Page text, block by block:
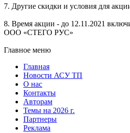
7. Другие скидки и условия для
8. Время акции - до 12.11.2021
ООО «СТЕГО РУС»
Главное меню
Главная
Новости АСУ ТП
О нас
Контакты
Авторам
Темы на 2026 г.
Партнеры
Реклама